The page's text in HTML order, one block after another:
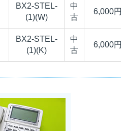
BX2-STEL-
(1)(W)
中
古
6,000円
BX2-STEL-
(1)(K)
中
古
6,000円